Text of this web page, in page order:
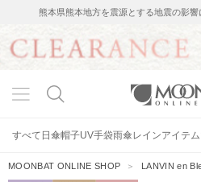
熊本県熊本地方を震源とする地震の影
すべて 日傘帽子UV手袋雨傘レインアイテム
MOONBAT ONLINE SHOP ＞ LANVIN en